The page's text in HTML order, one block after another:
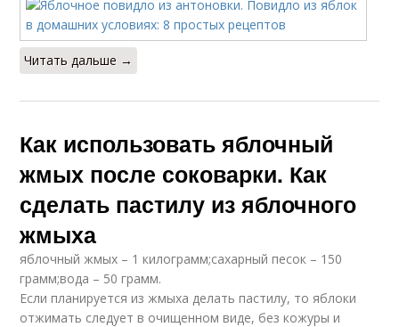
Читать дальше →
Как использовать яблочный
жмых после соковарки. Как
сделать пастилу из яблочного
жмыха
яблочный жмых – 1 килограмм;сахарный песок – 150
грамм;вода – 50 грамм.
Если планируется из жмыха делать пастилу, то яблоки
отжимать следует в очищенном виде, без кожуры и